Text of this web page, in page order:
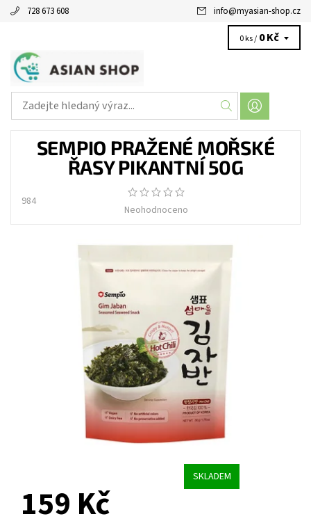
728 673 608 info@myasian-shop.cz
0 ks / 0 Kč
SEMPIO PRAŽENÉ MOŘSKÉ
ŘASY PIKANTNÍ 50G
984
Neohodnoceno
SKLADEM
159 Kč